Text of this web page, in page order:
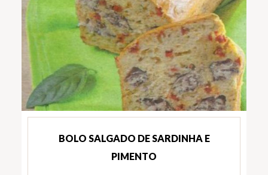
BOLO SALGADO DE SARDINHA E
PIMENTO